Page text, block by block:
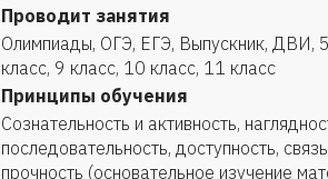
Проводит занятия
Олимпиады, ОГЭ, ЕГЭ, Выпускник, ДВИ,
класс, 9 класс, 10 класс, 11 класс
Принципы обучения
Сознательность и активность,
последовательность, доступность,
прочность (основательное изучение